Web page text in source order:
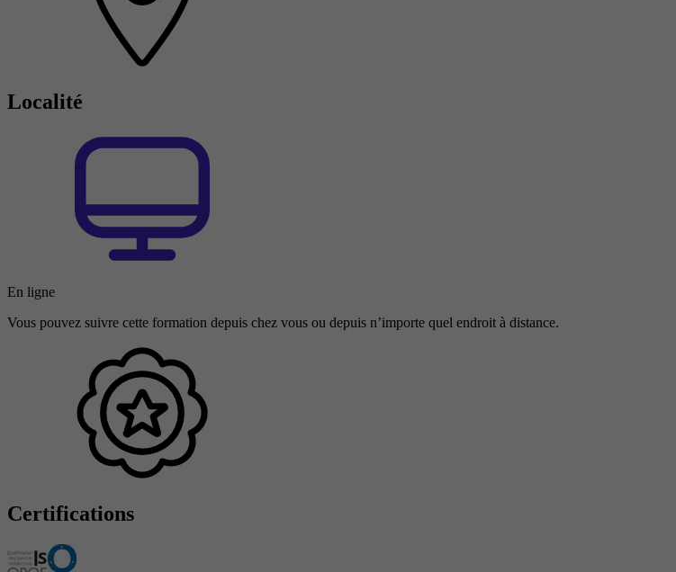
Localité
En ligne
Vous pouvez suivre cette formation depuis chez vous ou depuis n’importe quel endroit à distance.
Certifications